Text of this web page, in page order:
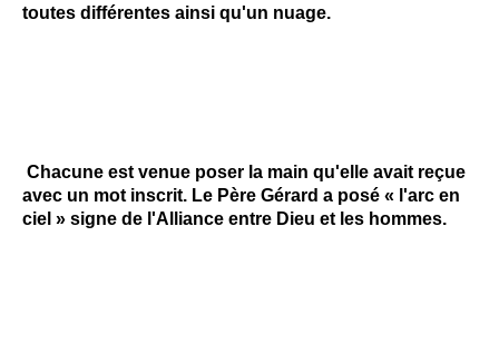
toutes différentes ainsi qu'un nuage.
Chacune est venue poser la main qu'elle avait reçue
avec un mot inscrit. Le Père Gérard a posé « l'arc en
ciel » signe de l'Alliance entre Dieu et les hommes.